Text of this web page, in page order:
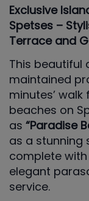
Exclusive
Spetses –
Terrace and
This beautiful
maintained
minutes’
beaches on
as “Paradise
as a stunning
complete
elegant
service.